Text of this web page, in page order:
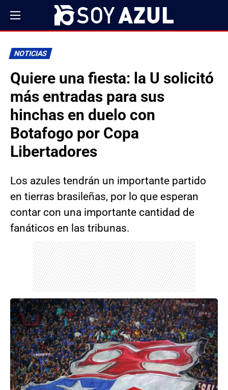
NOTICIAS
Quiere una fiesta: la U solicitó
más entradas para sus
hinchas en duelo con
Botafogo por Copa
Libertadores
Los azules tendrán un importante partido
en tierras brasileñas, por lo que esperan
contar con una importante cantidad de
fanáticos en las tribunas.